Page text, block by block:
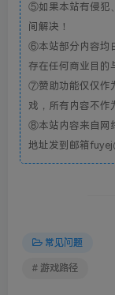
⑤如果本站有侵犯
间解决！
⑥本站部分内容均
存在任何商业目的
⑦赞助功能仅仅作
戏，所有内容不作
⑧本站内容来自网
地址发到邮箱
常见问题
# 游戏路径